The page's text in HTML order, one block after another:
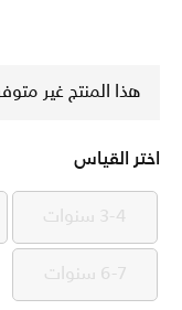
هذا المنتج غير
اختر القياس
3-4 سنوات 3-4 سنوات
6-7 سنوات 6-7 سنوات